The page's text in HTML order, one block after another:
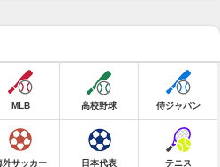
MLB 高校野球 侍ジャパン
外サッカー 日本代表 テニス